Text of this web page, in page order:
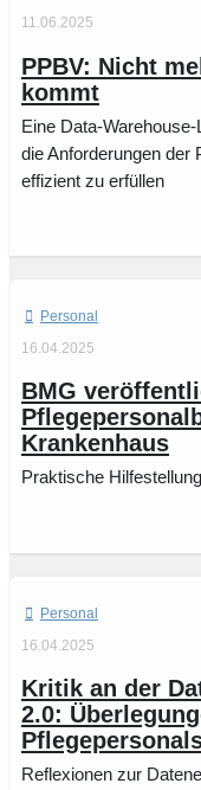
11.06.2025
PPBV: Nicht
kommt
Eine Data-
die Anforderungen der
effizient zu erfüllen
Personal
16.04.2025
BMG
Krankenhaus
Praktische
Personal
16.04.2025
Kritik an der
2.0:
Reflexionen zur